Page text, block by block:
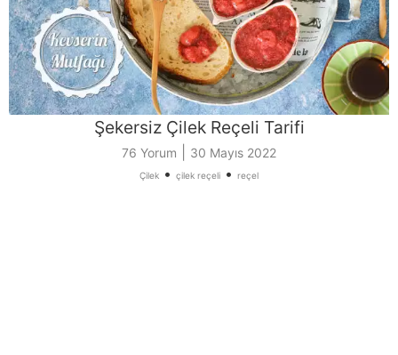
Şekersiz Çilek Reçeli Tarifi
76 Yorum 30 Mayıs 2022
Çilek • çilek reçeli • reçel